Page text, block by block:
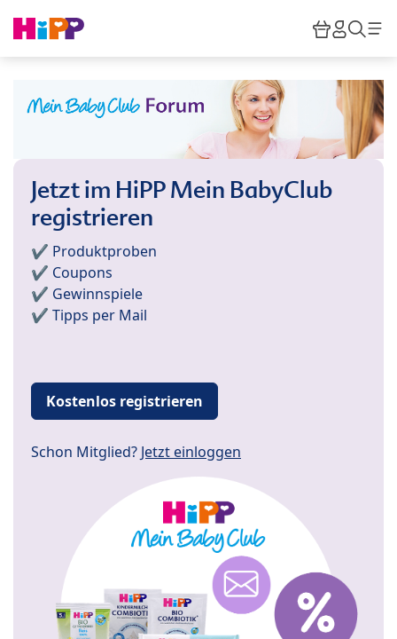
HiPP
Jetzt im HiPP Mein BabyClub
registrieren
✔️ Produktproben
✔️ Coupons
✔️ Gewinnspiele
✔️ Tipps per Mail
Kostenlos registrieren
Schon Mitglied? Jetzt einloggen